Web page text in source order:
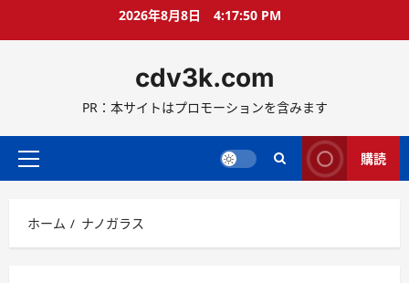
ス
ッ
2026年8月8日 4:17:51 PM
cdv3k.com
PR：本サイトはプロモーションを含みます
メ
メ
ニ
購読
ホーム ナノガラス